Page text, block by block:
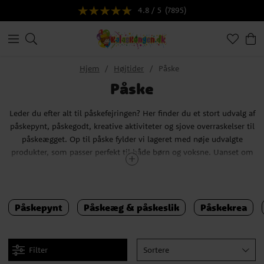
4.8 / 5 (7895)
Hjem Højtider Påske
Påske
Leder du efter alt til påskefejringen? Her finder du et stort udvalg af
påskepynt, påskegodt, kreative aktiviteter og sjove overraskelser til
påskeægget. Op til påske fylder vi lageret med nøje udvalgte
produkter, som passer perfekt til både børn og voksne. Uanset om
du vil pynte hjemmet, lave påskepynt sammen med børnene eller
I sortimentet finder du alt fra farverige påskedekorationer og
påskens bagning. Mange familier nyder også at bage til påske, og
her finder du både dekorationer og ingredienser, der gør det nemt
Påskepynt Påskeæg & påskeslik Påskekrea
Filter Sortere